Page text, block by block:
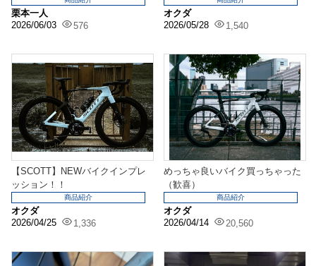
栗本一人
2026/06/03
576
オクダ
2026/05/28
1,540
【SCOTT】NEWバイクインプレ
ッション！！
オクダ
2026/04/25
1,336
商品紹介
めっちゃ良いバイク買っちゃった
（歓喜）
オクダ
2026/04/14
20,560
商品紹介